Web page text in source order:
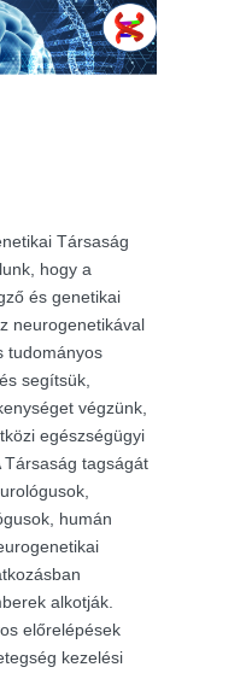
Társaság
hogy a
és genetikai
neurogenetikával
tudományos
segítsük,
végzünk,
egészségügyi
Társaság tagságát
humán
alkotják.
előrelépések
kezelési